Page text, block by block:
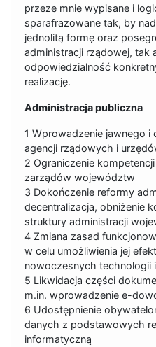
przeze mnie wypisane i
sparafrazowane tak, by
jednolitą formę oraz
administracji rządowej, tak
odpowiedzialność
realizację.
Administracja publiczna
1 Wprowadzenie jawnego i
agencji rządowych i
2 Ograniczenie
zarządów województw
3 Dokończenie reformy
decentralizacja, obniżenie
struktury administracji
4 Zmiana zasad
w celu umożliwienia jej
nowoczesnych technologii
5 Likwidacja części
m.in. wprowadzenie e-
6 Udostępnienie
danych z podstawowych
informatyczną